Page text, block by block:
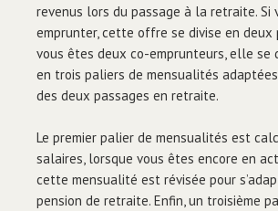
revenus lors du passage à la retraite. Si
emprunter, cette offre se divise en deux
vous êtes deux co-emprunteurs, elle
en trois paliers de mensualités
des deux passages en retraite.
Le premier palier de mensualités est
salaires, lorsque vous êtes encore en
cette mensualité est révisée pour
pension de retraite. Enfin, un troisième